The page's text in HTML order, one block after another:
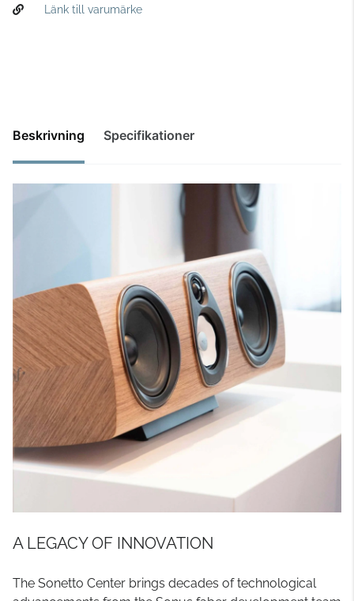
Länk till varumärke
Beskrivning Specifikationer
A LEGACY OF INNOVATION
The Sonetto Center brings decades of technological